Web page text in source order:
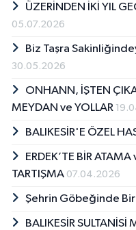
ÜZERİNDEN İKİ YIL
05.07.2026
Biz Taşra
30.05.2026
ONHANN, İŞTEN
MEYDAN ve YOLLAR
BALIKESİR'E ÖZEL
ERDEK’TE BİR
TARTIŞMA 07.04.2026
Şehrin Göbeğinde
BALIKESİR SULTANİSİ